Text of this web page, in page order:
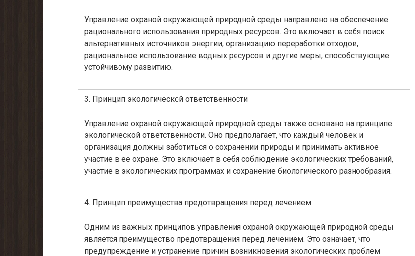
Управление охраной окружающей природной среды направлено на обеспечение
рационального использования природных ресурсов. Это включает в себя поиск
альтернативных источников энергии, организацию переработки отходов,
рациональное использование водных ресурсов и другие меры, способствующие
устойчивому развитию.
3. Принцип экологической ответственности
Управление охраной окружающей природной среды также основано на принципе
экологической ответственности. Оно предполагает, что каждый человек и
организация должны заботиться о сохранении природы и принимать активное
участие в ее охране. Это включает в себя соблюдение экологических требований,
участие в экологических программах и сохранение биологического разнообразия.
4. Принцип преимущества предотвращения перед лечением
Одним из важных принципов управления охраной окружающей природной среды
является преимущество предотвращения перед лечением. Это означает, что
предупреждение и устранение причин возникновения экологических проблем